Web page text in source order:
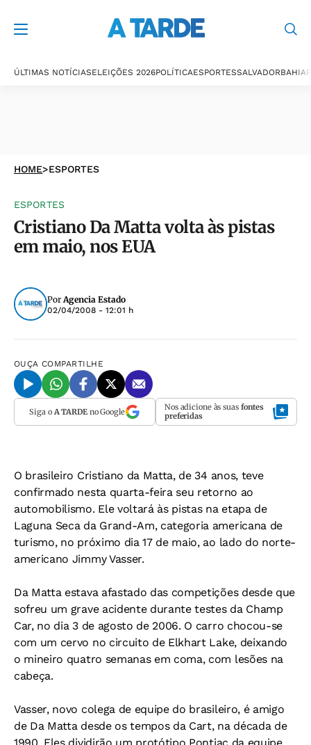
ÚLTIMAS NOTÍCIASELEIÇÕES 2026POLÍTICAESPORTESSALVADORBAHIA
HOME>ESPORTES
ESPORTES
Cristiano Da Matta volta às pistas
em maio, nos EUA
PorAgencia Estado
02/04/2008 - 12:01 h
OUÇA COMPARTILHE
Siga o A TARDEno Google Nos adicione às suas fontes
preferidas
O brasileiro Cristiano da Matta, de 34 anos, teve
confirmado nesta quarta-feira seu retorno ao
automobilismo. Ele voltará às pistas na etapa de
Laguna Seca da Grand-Am, categoria americana de
turismo, no próximo dia 17 de maio, ao lado do norte-
americano Jimmy Vasser.
Da Matta estava afastado das competições desde que
sofreu um grave acidente durante testes da Champ
Car, no dia 3 de agosto de 2006. O carro chocou-se
com um cervo no circuito de Elkhart Lake, deixando
o mineiro quatro semanas em coma, com lesões na
cabeça.
Vasser, novo colega de equipe do brasileiro, é amigo
de Da Matta desde os tempos da Cart, na década de